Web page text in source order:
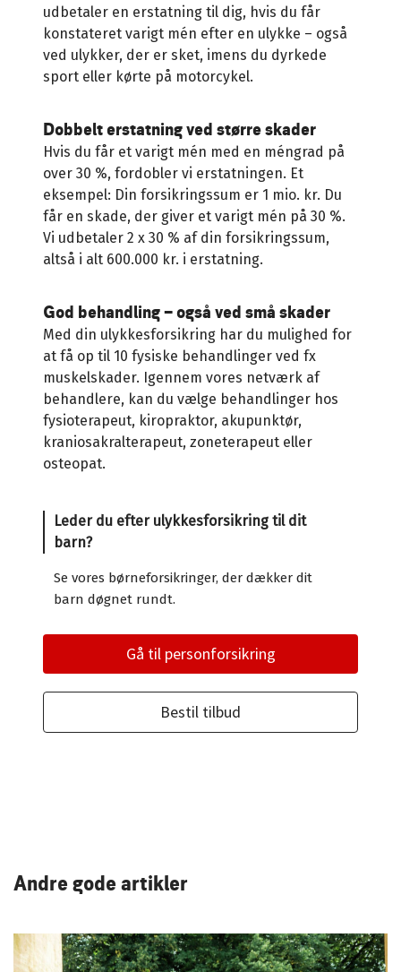
udbetaler en erstatning til dig, hvis du får
konstateret varigt mén efter en ulykke – også
ved ulykker, der er sket, imens du dyrkede
sport eller kørte på motorcykel.
Dobbelt erstatning ved større skader
Hvis du får et varigt mén med en méngrad på
over 30 %, fordobler vi erstatningen. Et
eksempel: Din forsikringssum er 1 mio. kr. Du
får en skade, der giver et varigt mén på 30 %.
Vi udbetaler 2 x 30 % af din forsikringssum,
altså i alt 600.000 kr. i erstatning.
God behandling – også ved små skader
Med din ulykkesforsikring har du mulighed for
at få op til 10 fysiske behandlinger ved fx
muskelskader. Igennem vores netværk af
behandlere, kan du vælge behandlinger hos
fysioterapeut, kiropraktor, akupunktør,
kraniosakralterapeut, zoneterapeut eller
osteopat.
Leder du efter ulykkesforsikring til dit
barn?
Se vores børneforsikringer, der dækker dit
barn døgnet rundt.
Gå til personforsikring
Bestil tilbud
Andre gode artikler